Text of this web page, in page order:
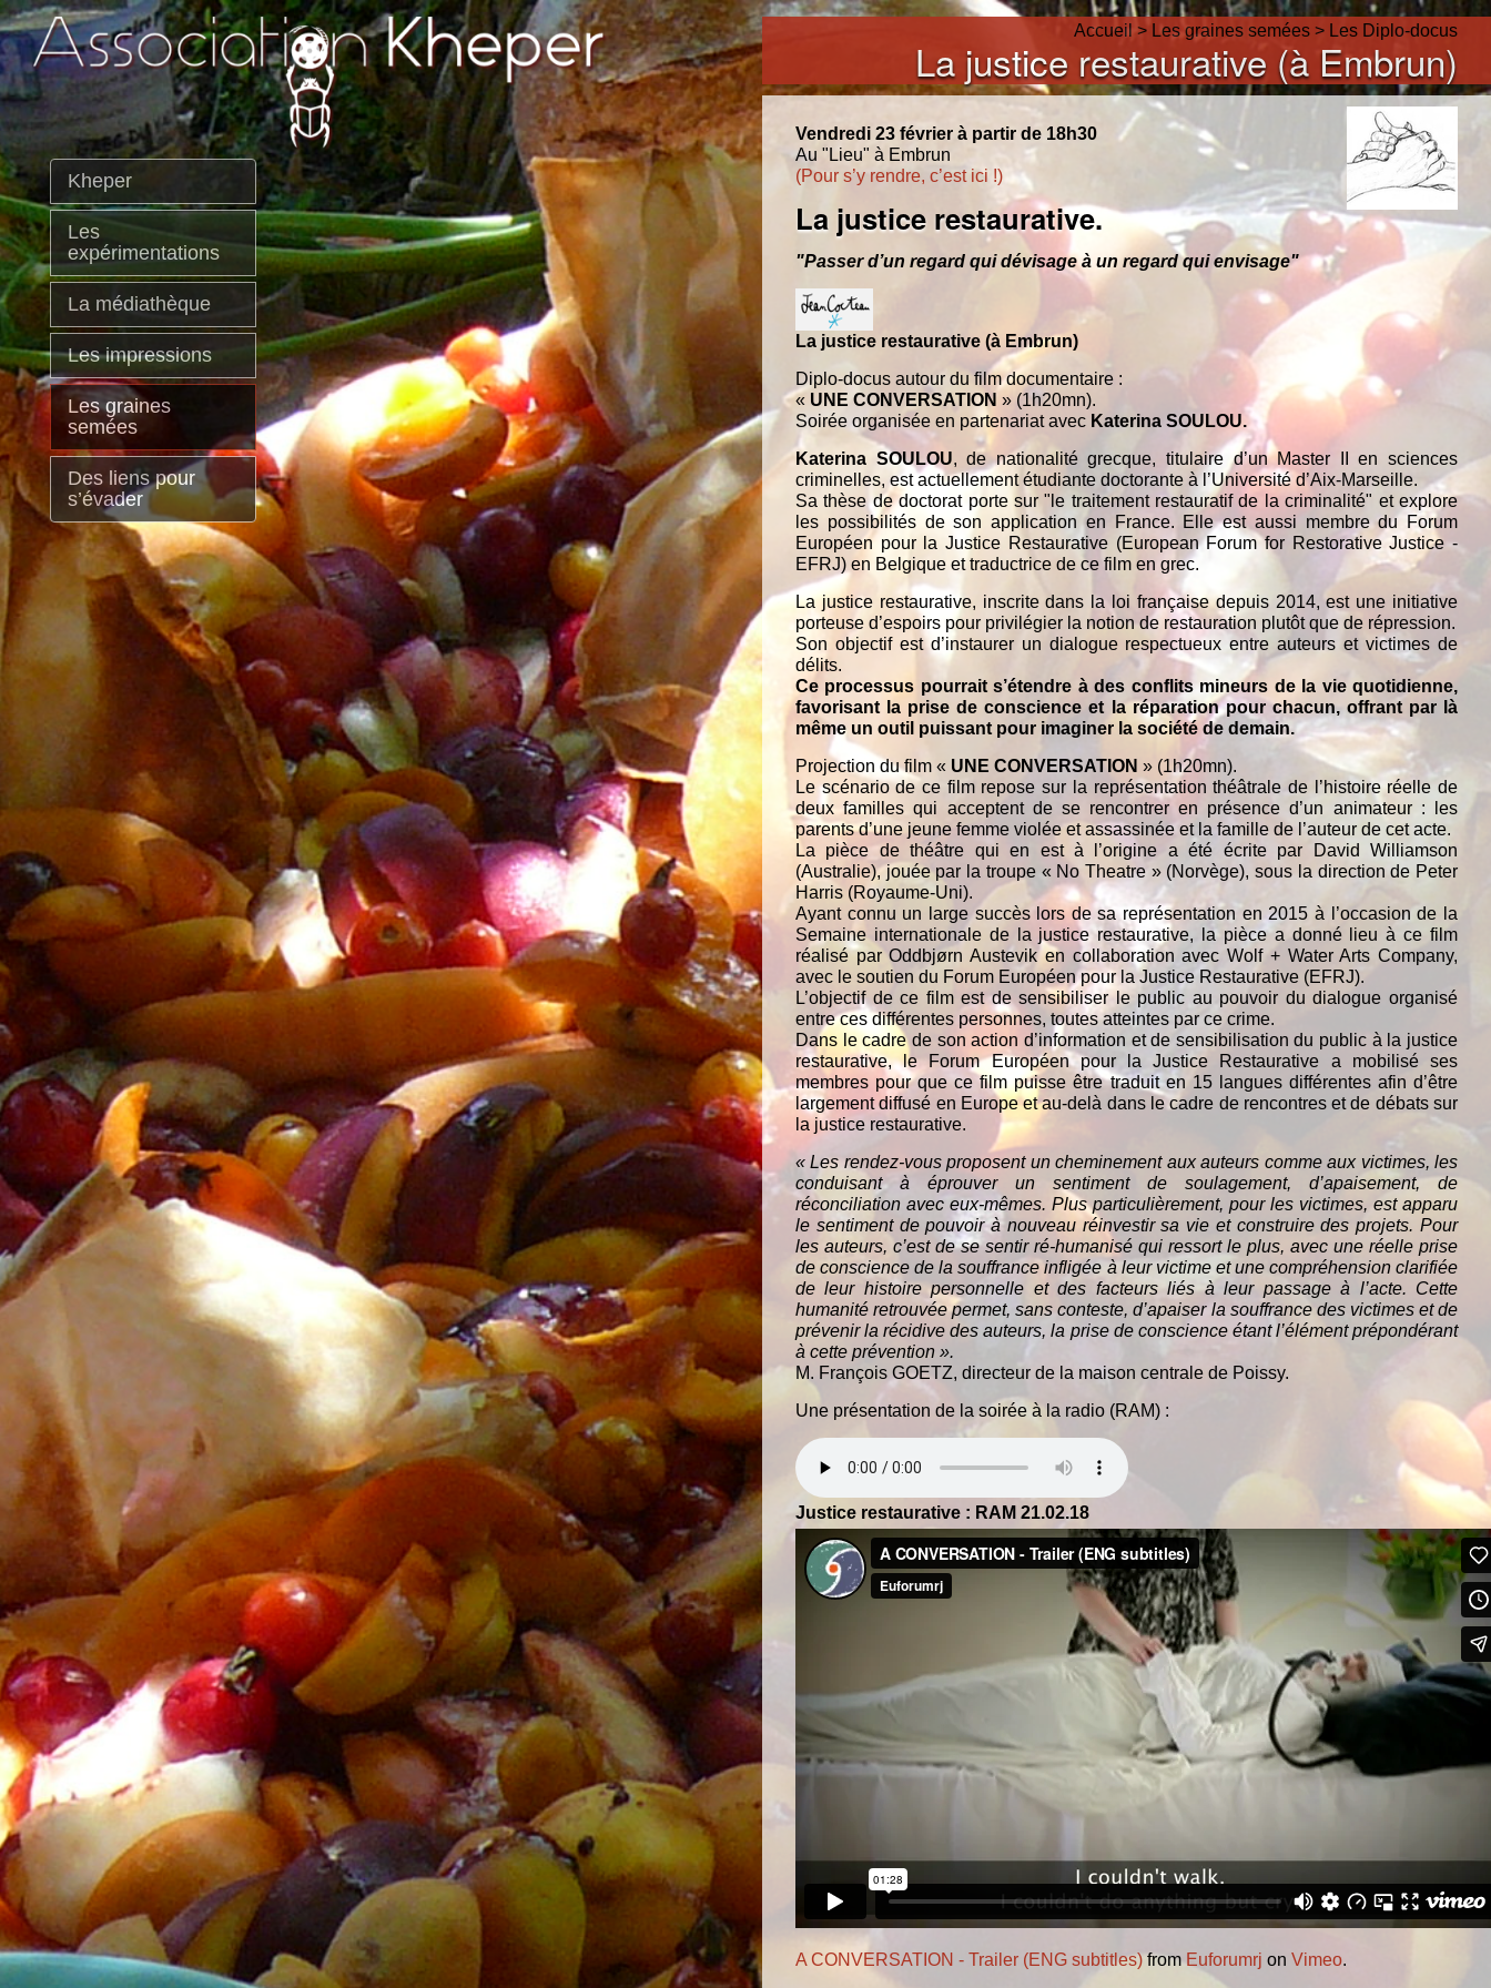
Kheper
Les
expérimentations
La médiathèque
Les impressions
Les graines
semées
Des liens pour
s’évader
Accueil > Les graines semées > Les Diplo-docus
La justice restaurative (à Embrun)
Vendredi 23 février à partir de 18h30
Au "Lieu" à Embrun
(Pour s’y rendre, c’est ici !)
La justice restaurative.
"Passer d’un regard qui dévisage à un regard qui envisage"
La justice restaurative (à Embrun)
Diplo-docus autour du film documentaire :
« UNE CONVERSATION » (1h20mn).
Soirée organisée en partenariat avec Katerina SOULOU.
Katerina SOULOU, de nationalité grecque, titulaire d’un Master II en sciences
criminelles, est actuellement étudiante doctorante à l’Université d’Aix-Marseille.
Sa thèse de doctorat porte sur "le traitement restauratif de la criminalité" et explore
les possibilités de son application en France. Elle est aussi membre du Forum
Européen pour la Justice Restaurative (European Forum for Restorative Justice -
EFRJ) en Belgique et traductrice de ce film en grec.
La justice restaurative, inscrite dans la loi française depuis 2014, est une initiative
porteuse d’espoirs pour privilégier la notion de restauration plutôt que de répression.
Son objectif est d’instaurer un dialogue respectueux entre auteurs et victimes de
délits.
Ce processus pourrait s’étendre à des conflits mineurs de la vie quotidienne,
favorisant la prise de conscience et la réparation pour chacun, offrant par là
même un outil puissant pour imaginer la société de demain.
Projection du film « UNE CONVERSATION » (1h20mn).
Le scénario de ce film repose sur la représentation théâtrale de l’histoire réelle de
deux familles qui acceptent de se rencontrer en présence d’un animateur : les
parents d’une jeune femme violée et assassinée et la famille de l’auteur de cet acte.
La pièce de théâtre qui en est à l’origine a été écrite par David Williamson
(Australie), jouée par la troupe « No Theatre » (Norvège), sous la direction de Peter
Harris (Royaume-Uni).
Ayant connu un large succès lors de sa représentation en 2015 à l’occasion de la
Semaine internationale de la justice restaurative, la pièce a donné lieu à ce film
réalisé par Oddbjørn Austevik en collaboration avec Wolf + Water Arts Company,
avec le soutien du Forum Européen pour la Justice Restaurative (EFRJ).
L’objectif de ce film est de sensibiliser le public au pouvoir du dialogue organisé
entre ces différentes personnes, toutes atteintes par ce crime.
Dans le cadre de son action d’information et de sensibilisation du public à la justice
restaurative, le Forum Européen pour la Justice Restaurative a mobilisé ses
membres pour que ce film puisse être traduit en 15 langues différentes afin d’être
largement diffusé en Europe et au-delà dans le cadre de rencontres et de débats sur
la justice restaurative.
« Les rendez-vous proposent un cheminement aux auteurs comme aux victimes, les
conduisant à éprouver un sentiment de soulagement, d’apaisement, de
réconciliation avec eux-mêmes. Plus particulièrement, pour les victimes, est apparu
le sentiment de pouvoir à nouveau réinvestir sa vie et construire des projets. Pour
les auteurs, c’est de se sentir ré-humanisé qui ressort le plus, avec une réelle prise
de conscience de la souffrance infligée à leur victime et une compréhension clarifiée
de leur histoire personnelle et des facteurs liés à leur passage à l’acte. Cette
humanité retrouvée permet, sans conteste, d’apaiser la souffrance des victimes et de
prévenir la récidive des auteurs, la prise de conscience étant l’élément prépondérant
à cette prévention ».
M. François GOETZ, directeur de la maison centrale de Poissy.
Une présentation de la soirée à la radio (RAM) :
Justice restaurative : RAM 21.02.18
A CONVERSATION - Trailer (ENG subtitles) from Euforumrj on Vimeo.